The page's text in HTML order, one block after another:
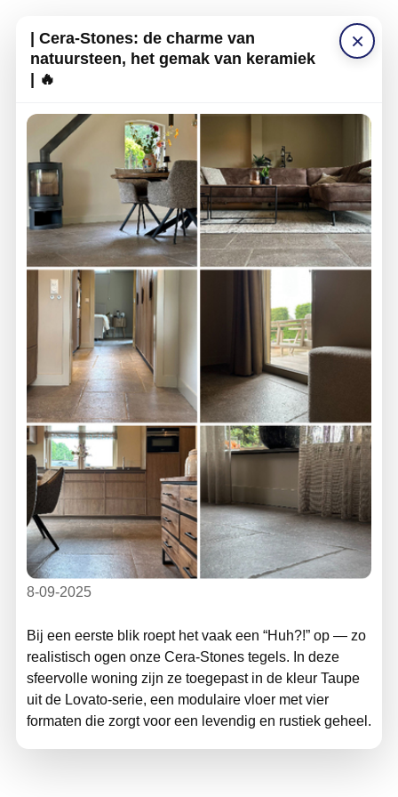
×
| Cera-Stones: de charme van
natuursteen, het gemak van keramiek
| 🔥
8-09-2025
Bij een eerste blik roept het vaak een “Huh?!” op — zo
realistisch ogen onze Cera-Stones tegels. In deze
sfeervolle woning zijn ze toegepast in de kleur Taupe
uit de Lovato-serie, een modulaire vloer met vier
formaten die zorgt voor een levendig en rustiek geheel.